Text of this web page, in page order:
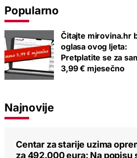
Popularno
Čitajte mirovina.hr
oglasa ovog ljeta:
Pretplatite se za
3,99 € mjesečno
Najnovije
Centar za starije uzima
za 492.000 eura: Na popisu